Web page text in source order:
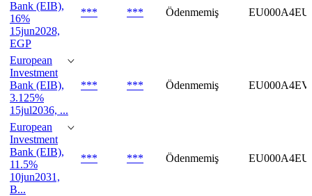
Bank (EIB),
16%
15jun2028,
EGP
*** *** Ödenmemiş
European
Investment
Bank (EIB),
3.125%
15jul2036, ...
*** *** Ödenmemiş
European
Investment
Bank (EIB),
11.5%
10jun2031,
B...
*** *** Ödenmemiş